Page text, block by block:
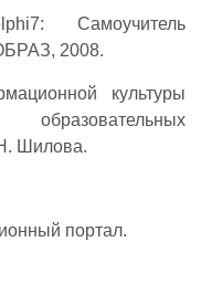
Самоучитель
2008.
культуры
Шилова.
портал.